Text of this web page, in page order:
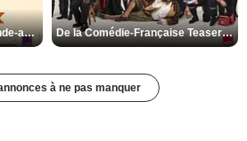
Les Matins merveilleux Bande-annonce VF De la Comédie-Française Teaser VF
à ne pas manquer